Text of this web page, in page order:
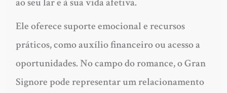
Ele oferece suporte emocional e recursos
práticos, como auxílio financeiro ou acesso a
oportunidades. No campo do romance, o Gran
Signore pode representar um relacionamento